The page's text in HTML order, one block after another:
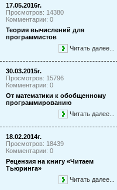
17.05.2016г.
Просмотров: 14380
Комментарии: 0
Теория вычислений для
программистов
Читать далее...
30.03.2015г.
Просмотров: 15796
Комментарии: 0
От математики к обобщенному
программированию
Читать далее...
18.02.2014г.
Просмотров: 18439
Комментарии: 0
Рецензия на книгу «Читаем
Тьюринга»
Читать далее...